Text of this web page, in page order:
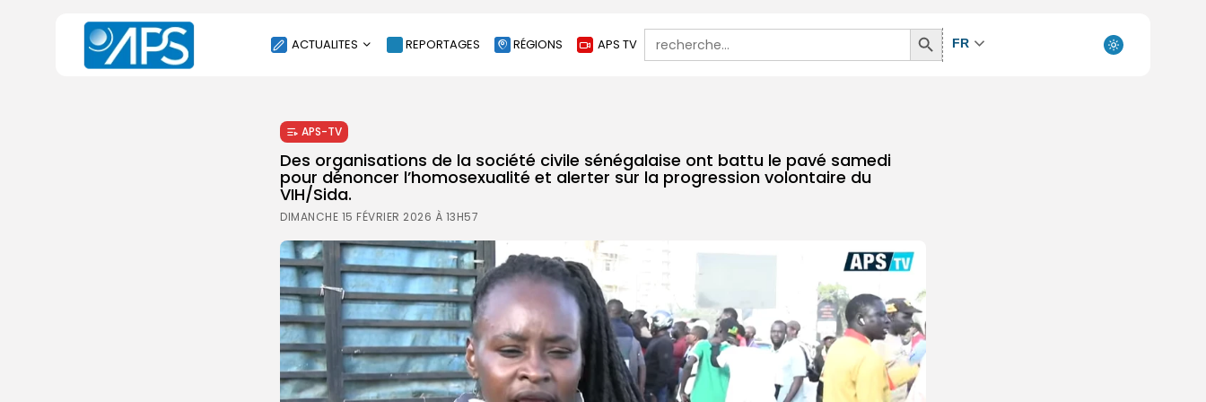
ACTUALITES
SOCIÉTÉ
ÉCONOMIE
CULTURE
SPORT
ENVIRONNEMENT
INTERNATIONAL
AGENDA
SANTE
REPORTAGES RÉGIONS APS TV
Search
for:
Search
Button
FR
APS-TV
Des organisations de la société civile sénégalaise ont battu le pavé samedi
pour dénoncer l’homosexualité et alerter sur la progression volontaire du
VIH/Sida.
DIMANCHE 15 FÉVRIER 2026 À 13H57